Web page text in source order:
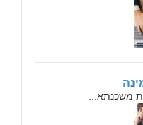
משכנתא...